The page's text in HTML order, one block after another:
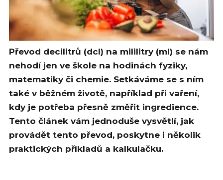
Převod decilitrů (dcl) na mililitry (ml) se nám
nehodí jen ve škole na hodinách fyziky,
matematiky či chemie. Setkáváme se s ním
také v běžném životě, například při vaření,
kdy je potřeba přesně změřit ingredience.
Tento článek vám jednoduše vysvětlí, jak
provádět tento převod, poskytne i několik
praktických příkladů a kalkulačku.